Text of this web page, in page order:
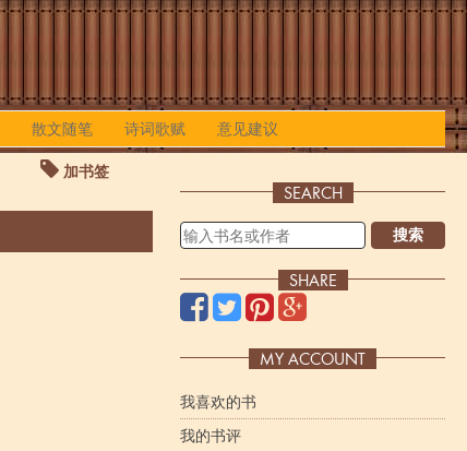
散文随笔 诗词歌赋 意见建议
加书签
SEARCH
搜索
SHARE
MY ACCOUNT
我喜欢的书
我的书评